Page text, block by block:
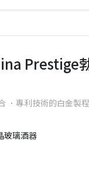
Prestige
．專利技術的白金製
玻璃酒器